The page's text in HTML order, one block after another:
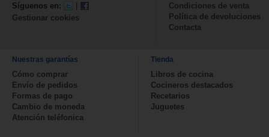
Síguenos en:
Gestionar cookies
Condiciones de venta
Política de devoluciones
Contacta
Nuestras garantías
Cómo comprar
Envío de pedidos
Formas de pago
Cambio de moneda
Atención teléfonica
Tienda
Libros de cocina
Cocineros destacados
Recetarios
Juguetes